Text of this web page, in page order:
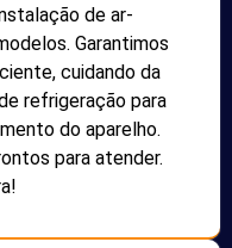
de ar-
Garantimos
cuidando da
refrigeração para
do aparelho.
para atender.